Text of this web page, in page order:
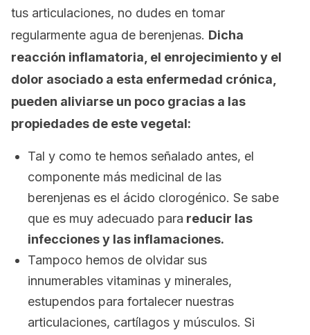
tus articulaciones, no dudes en tomar
regularmente agua de berenjenas. Dicha
reacción inflamatoria, el enrojecimiento y el
dolor asociado a esta enfermedad crónica,
pueden aliviarse un poco gracias a las
propiedades de este vegetal:
Tal y como te hemos señalado antes, el
componente más medicinal de las
berenjenas es el ácido clorogénico. Se sabe
que es muy adecuado para reducir las
infecciones y las inflamaciones.
Tampoco hemos de olvidar sus
innumerables vitaminas y minerales,
estupendos para fortalecer nuestras
articulaciones, cartílagos y músculos. Si